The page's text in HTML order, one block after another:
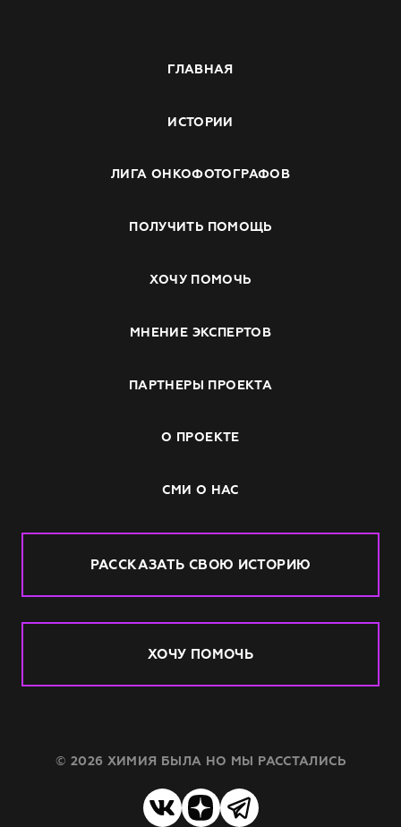
ГЛАВНАЯ
ИСТОРИИ
ЛИГА ОНКОФОТОГРАФОВ
ПОЛУЧИТЬ ПОМОЩЬ
ХОЧУ ПОМОЧЬ
МНЕНИЕ ЭКСПЕРТОВ
ПАРТНЕРЫ ПРОЕКТА
О ПРОЕКТЕ
СМИ О НАС
РАССКАЗАТЬ СВОЮ ИСТОРИЮ
ХОЧУ ПОМОЧЬ
© 2026 ХИМИЯ БЫЛА НО МЫ РАССТАЛИСЬ